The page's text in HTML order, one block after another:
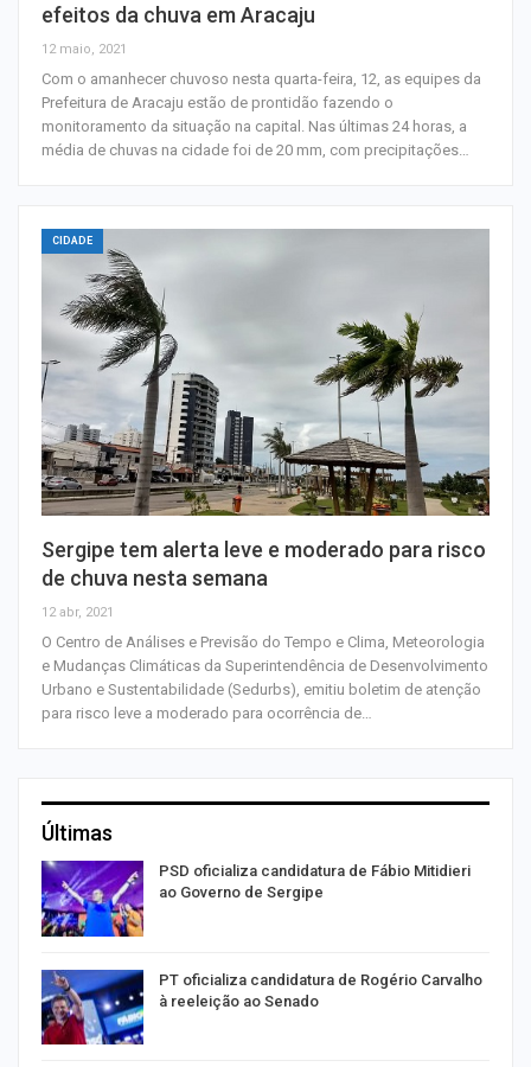
efeitos da chuva em Aracaju
12 maio, 2021
Com o amanhecer chuvoso nesta quarta-feira, 12, as equipes da
Prefeitura de Aracaju estão de prontidão fazendo o
monitoramento da situação na capital. Nas últimas 24 horas, a
média de chuvas na cidade foi de 20 mm, com precipitações…
CIDADE
Sergipe tem alerta leve e moderado para risco
de chuva nesta semana
12 abr, 2021
O Centro de Análises e Previsão do Tempo e Clima, Meteorologia
e Mudanças Climáticas da Superintendência de Desenvolvimento
Urbano e Sustentabilidade (Sedurbs), emitiu boletim de atenção
para risco leve a moderado para ocorrência de…
Últimas
PSD oficializa candidatura de Fábio Mitidieri
ao Governo de Sergipe
PT oficializa candidatura de Rogério Carvalho
à reeleição ao Senado